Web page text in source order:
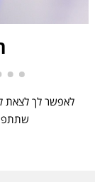
לאפשר לך לצאת